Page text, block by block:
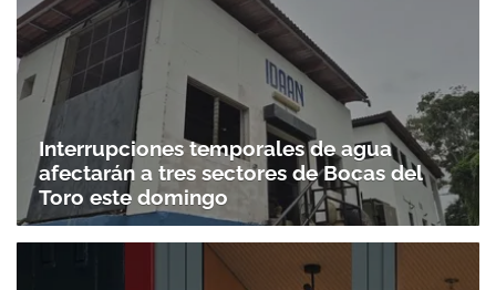
Gracias por suscribirte a nuestro boletín.
ACEPTAR
Interrupciones temporales de agua
afectarán a tres sectores de Bocas del
Toro este domingo